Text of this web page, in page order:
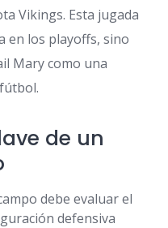
Vikings. Esta jugada
en los playoffs, sino
Mary como una
de un
debe evaluar el
defensiva